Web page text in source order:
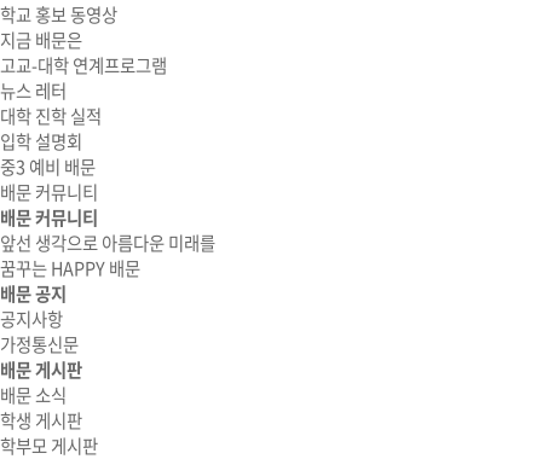
학교 홍보 동영상
지금 배문은
고교-대학 연계프로그램
뉴스 레터
대학 진학 실적
입학 설명회
중3 예비 배문
배문 커뮤니티
배문 커뮤니티
앞선 생각으로 아름다운 미래를
꿈꾸는 HAPPY 배문
배문 공지
공지사항
가정통신문
배문 게시판
배문 소식
학생 게시판
학부모 게시판